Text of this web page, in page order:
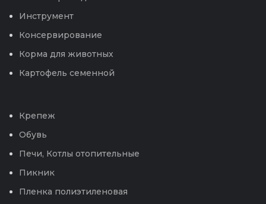
Инструмент
Консервирование
Корма для животных
Картофель семенной
Крепеж
Обувь
Печи, Котлы отопительные
Пикник
Пленка полиэтиленовая